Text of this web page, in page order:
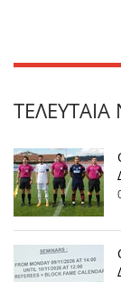
ΤΕΛΕΥΤΑΊΑ